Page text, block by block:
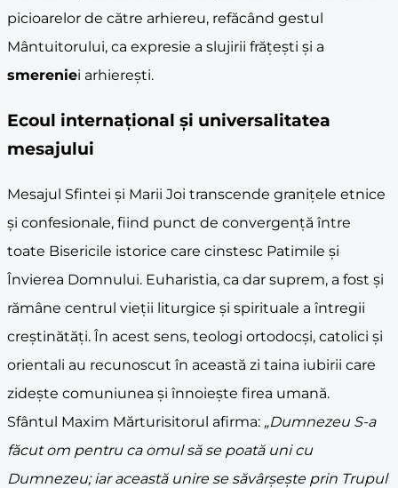
picioarelor de către arhiereu, refăcând gestul
Mântuitorului, ca expresie a slujirii frățești și a
smereniei arhierești.
Ecoul internațional și universalitatea
mesajului
Mesajul Sfintei și Marii Joi transcende granițele etnice
și confesionale, fiind punct de convergență între
toate Bisericile istorice care cinstesc Patimile și
Învierea Domnului. Euharistia, ca dar suprem, a fost și
rămâne centrul vieții liturgice și spirituale a întregii
creștinătăți. În acest sens, teologi ortodocși, catolici și
orientali au recunoscut în această zi taina iubirii care
zidește comuniunea și înnoiește firea umană.
Sfântul Maxim Mărturisitorul afirma: „Dumnezeu S-a
făcut om pentru ca omul să se poată uni cu
Dumnezeu; iar această unire se săvârșește prin Trupul